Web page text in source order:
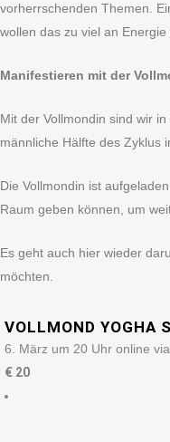
vorherrschenden Themen.
wollen das zu viel an Energie
Manifestieren mit der
Mit der Vollmondin sind wir
männliche Hälfte des Zyklus
Die Vollmondin ist
Raum geben können, um
Es geht auch hier wieder
möchten.
VOLLMOND YOGHA
6. März um 20 Uhr online
€ 20